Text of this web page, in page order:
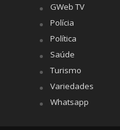
GWeb TV
Polícia
Política
Saúde
Turismo
Variedades
Whatsapp